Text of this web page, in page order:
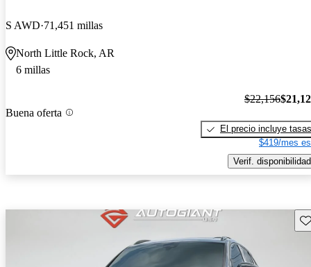
S AWD 71,451 millas
North Little Rock, AR
6 millas
Buena oferta
$22,156
El precio incluye tasas
$419/mes
Verif. disponibilidad